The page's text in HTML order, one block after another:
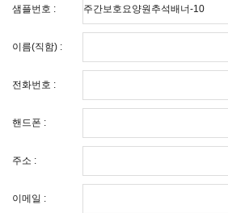
샘플번호 :
이름(직함) :
전화번호 :
핸드폰 :
주소 :
이메일 :